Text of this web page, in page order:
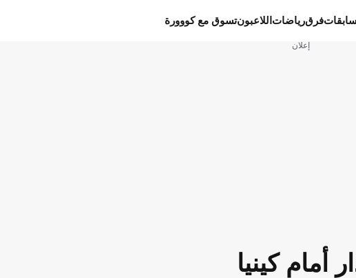
فرقرياضات اللاعبونتسوق مع كووورة
إعلان
كينيا